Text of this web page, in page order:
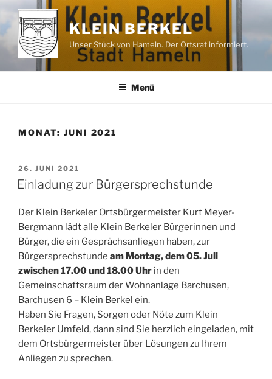
Zum
Inhalt
springen
KLEIN BERKEL
Unser Stück von Hameln. Der Ortsrat informiert.
Menü
MONAT: JUNI 2021
VERÖFFENTLICHT
AM
26. JUNI 2021
Einladung zur Bürgersprechstunde
Der Klein Berkeler Ortsbürgermeister Kurt Meyer-
Bergmann lädt alle Klein Berkeler Bürgerinnen und
Bürger, die ein Gesprächsanliegen haben, zur
Bürgersprechstunde am Montag, dem 05. Juli
zwischen 17.00 und 18.00 Uhr in den
Gemeinschaftsraum der Wohnanlage Barchusen,
Barchusen 6 – Klein Berkel ein.
Haben Sie Fragen, Sorgen oder Nöte zum Klein
Berkeler Umfeld, dann sind Sie herzlich eingeladen, mit
dem Ortsbürgermeister über Lösungen zu Ihrem
Anliegen zu sprechen.